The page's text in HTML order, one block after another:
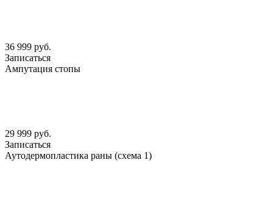
36 999 руб.
Записаться
Ампутация стопы
29 999 руб.
Записаться
Аутодермопластика раны (схема 1)